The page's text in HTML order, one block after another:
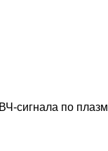
сигнала по